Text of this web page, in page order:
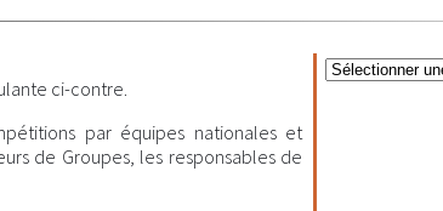
ci-contre.
par équipes nationales et
de Groupes, les responsables de